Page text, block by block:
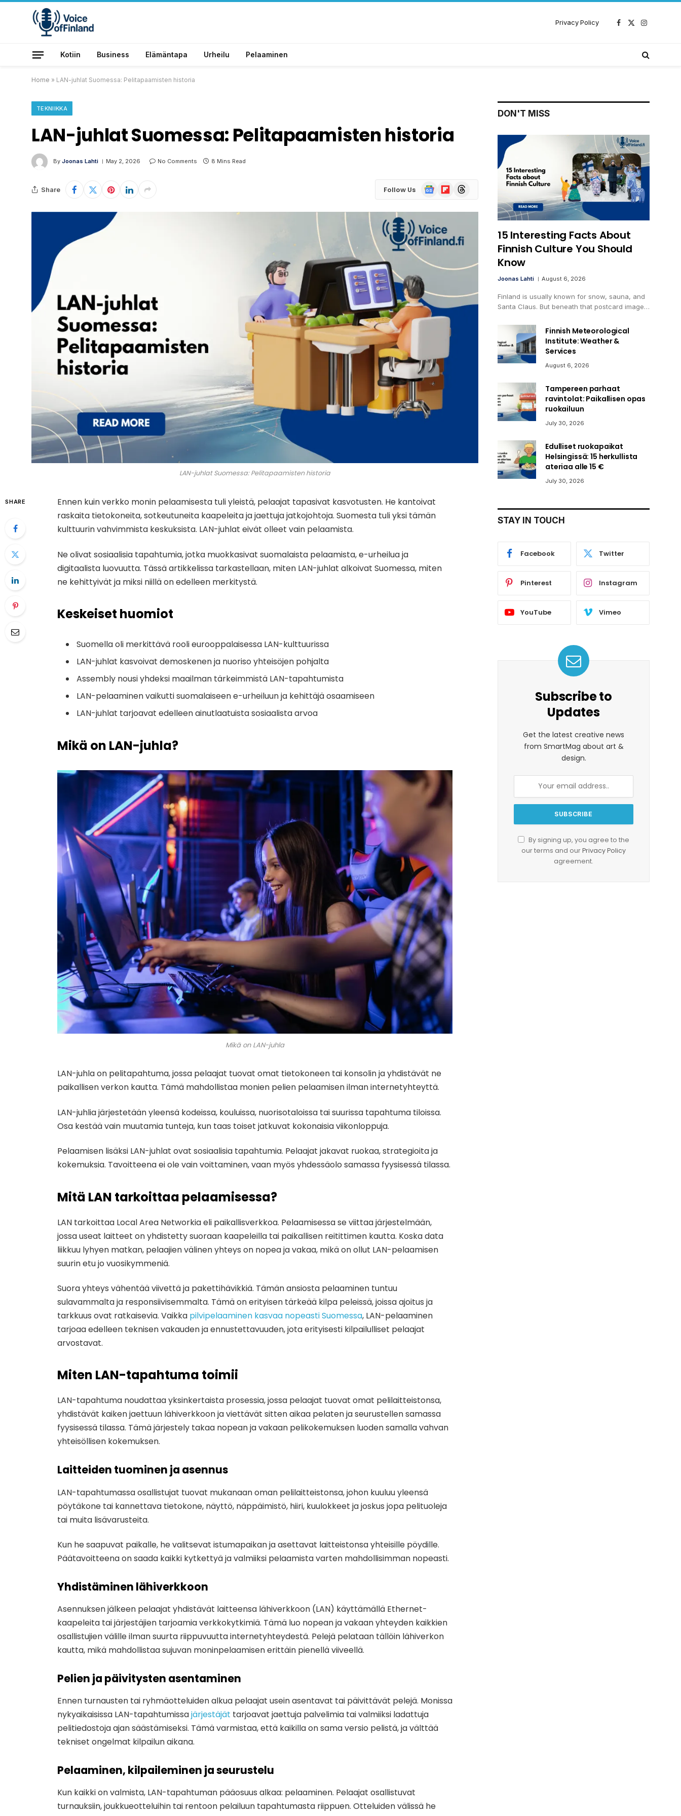
Privacy Policy Facebook
X
Instagram
Kotiin Business Elämäntapa Urheilu Pelaaminen
Home » LAN-juhlat Suomessa: Pelitapaamisten historia
TEKNIIKKA
LAN-juhlat Suomessa: Pelitapaamisten historia
By Joonas Lahti May 2, 2026 No Comments 8 Mins Read
Share Follow Us
Google
News
FlipboardThreads
LAN-juhlat Suomessa: Pelitapaamisten historia
SHARE
Ennen kuin verkko monin pelaamisesta tuli yleistä, pelaajat tapasivat kasvotusten. He kantoivat
raskaita tietokoneita, sotkeutuneita kaapeleita ja jaettuja jatkojohtoja. Suomesta tuli yksi tämän
kulttuurin vahvimmista keskuksista. LAN-juhlat eivät olleet vain pelaamista.
Ne olivat sosiaalisia tapahtumia, jotka muokkasivat suomalaista pelaamista, e-urheilua ja
digitaalista luovuutta. Tässä artikkelissa tarkastellaan, miten LAN-juhlat alkoivat Suomessa, miten
ne kehittyivät ja miksi niillä on edelleen merkitystä.
Keskeiset huomiot
Suomella oli merkittävä rooli eurooppalaisessa LAN-kulttuurissa
LAN-juhlat kasvoivat demoskenen ja nuoriso yhteisöjen pohjalta
Assembly nousi yhdeksi maailman tärkeimmistä LAN-tapahtumista
LAN-pelaaminen vaikutti suomalaiseen e-urheiluun ja kehittäjä osaamiseen
LAN-juhlat tarjoavat edelleen ainutlaatuista sosiaalista arvoa
Mikä on LAN-juhla?
Mikä on LAN-juhla
LAN-juhla on pelitapahtuma, jossa pelaajat tuovat omat tietokoneen tai konsolin ja yhdistävät ne
paikallisen verkon kautta. Tämä mahdollistaa monien pelien pelaamisen ilman internetyhteyttä.
LAN-juhlia järjestetään yleensä kodeissa, kouluissa, nuorisotaloissa tai suurissa tapahtuma tiloissa.
Osa kestää vain muutamia tunteja, kun taas toiset jatkuvat kokonaisia viikonloppuja.
Pelaamisen lisäksi LAN-juhlat ovat sosiaalisia tapahtumia. Pelaajat jakavat ruokaa, strategioita ja
kokemuksia. Tavoitteena ei ole vain voittaminen, vaan myös yhdessäolo samassa fyysisessä tilassa.
Mitä LAN tarkoittaa pelaamisessa?
LAN tarkoittaa Local Area Networkia eli paikallisverkkoa. Pelaamisessa se viittaa järjestelmään,
jossa useat laitteet on yhdistetty suoraan kaapeleilla tai paikallisen reitittimen kautta. Koska data
liikkuu lyhyen matkan, pelaajien välinen yhteys on nopea ja vakaa, mikä on ollut LAN-pelaamisen
suurin etu jo vuosikymmeniä.
Suora yhteys vähentää viivettä ja pakettihävikkiä. Tämän ansiosta pelaaminen tuntuu
sulavammalta ja responsiivisemmalta. Tämä on erityisen tärkeää kilpa peleissä, joissa ajoitus ja
tarkkuus ovat ratkaisevia. Vaikka pilvipelaaminen kasvaa nopeasti Suomessa, LAN-pelaaminen
tarjoaa edelleen teknisen vakauden ja ennustettavuuden, jota erityisesti kilpailulliset pelaajat
arvostavat.
Miten LAN-tapahtuma toimii
LAN-tapahtuma noudattaa yksinkertaista prosessia, jossa pelaajat tuovat omat pelilaitteistonsa,
yhdistävät kaiken jaettuun lähiverkkoon ja viettävät sitten aikaa pelaten ja seurustellen samassa
fyysisessä tilassa. Tämä järjestely takaa nopean ja vakaan pelikokemuksen luoden samalla vahvan
yhteisöllisen kokemuksen.
Laitteiden tuominen ja asennus
LAN-tapahtumassa osallistujat tuovat mukanaan oman pelilaitteistonsa, johon kuuluu yleensä
pöytäkone tai kannettava tietokone, näyttö, näppäimistö, hiiri, kuulokkeet ja joskus jopa pelituoleja
tai muita lisävarusteita.
Kun he saapuvat paikalle, he valitsevat istumapaikan ja asettavat laitteistonsa yhteisille pöydille.
Päätavoitteena on saada kaikki kytkettyä ja valmiiksi pelaamista varten mahdollisimman nopeasti.
Yhdistäminen lähiverkkoon
Asennuksen jälkeen pelaajat yhdistävät laitteensa lähiverkkoon (LAN) käyttämällä Ethernet-
kaapeleita tai järjestäjien tarjoamia verkkokytkimiä. Tämä luo nopean ja vakaan yhteyden kaikkien
osallistujien välille ilman suurta riippuvuutta internetyhteydestä. Pelejä pelataan tällöin lähiverkon
kautta, mikä mahdollistaa sujuvan moninpelaamisen erittäin pienellä viiveellä.
Pelien ja päivitysten asentaminen
Ennen turnausten tai ryhmäotteluiden alkua pelaajat usein asentavat tai päivittävät pelejä. Monissa
nykyaikaisissa LAN-tapahtumissajärjestäjät tarjoavat jaettuja palvelimia tai valmiiksi ladattuja
pelitiedostoja ajan säästämiseksi. Tämä varmistaa, että kaikilla on sama versio pelistä, ja välttää
tekniset ongelmat kilpailun aikana.
Pelaaminen, kilpaileminen ja seurustelu
Kun kaikki on valmista, LAN-tapahtuman pääosuus alkaa: pelaaminen. Pelaajat osallistuvat
turnauksiin, joukkueotteluihin tai rentoon pelailuun tapahtumasta riippuen. Otteluiden välissä he
DON'T MISS
15 Interesting Facts About
Finnish Culture You Should
Know
Joonas Lahti August 6, 2026
Finland is usually known for snow, sauna, and
Santa Claus. But beneath that postcard image…
Finnish Meteorological
Institute: Weather &
Services
August 6, 2026
Tampereen parhaat
ravintolat: Paikallisen opas
ruokailuun
July 30, 2026
Edulliset ruokapaikat
Helsingissä: 15 herkullista
ateriaa alle 15 €
July 30, 2026
STAY IN TOUCH
Facebook Twitter
Pinterest Instagram
YouTube Vimeo
Subscribe to
Updates
Get the latest creative news
from SmartMag about art &
design.
By signing up, you agree to the
our terms and ourPrivacy Policy
agreement.